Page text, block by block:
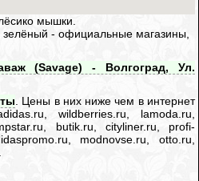
мышки.
- официальные магазины,
(Savage) - Волгоград, Ул.
. Цены в них ниже чем в интернет
wildberries.ru, lamoda.ru,
butik.ru, cityliner.ru, profi-
modnovse.ru, otto.ru,